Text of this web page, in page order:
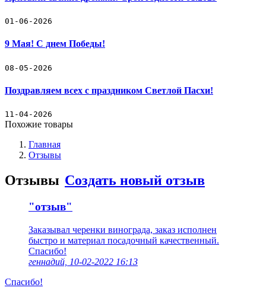
Ферменты
ЯМБ Бактерии
🛒 Как купить
🚚 Доставка и оплата
☎️ Контакты
Новости
01-06-2026
9 Мая! С днем Победы!
08-05-2026
Поздравляем всех с праздником Светлой Пасхи!
11-04-2026
Похожие товары
Главная
Отзывы
Отзывы Создать новый отзыв
"отзыв"
Заказывал черенки винограда, заказ исполнен
быстро и материал посадочный качественный.
Спасибо!
геннадий, 10-02-2022 16:13
Спасибо!